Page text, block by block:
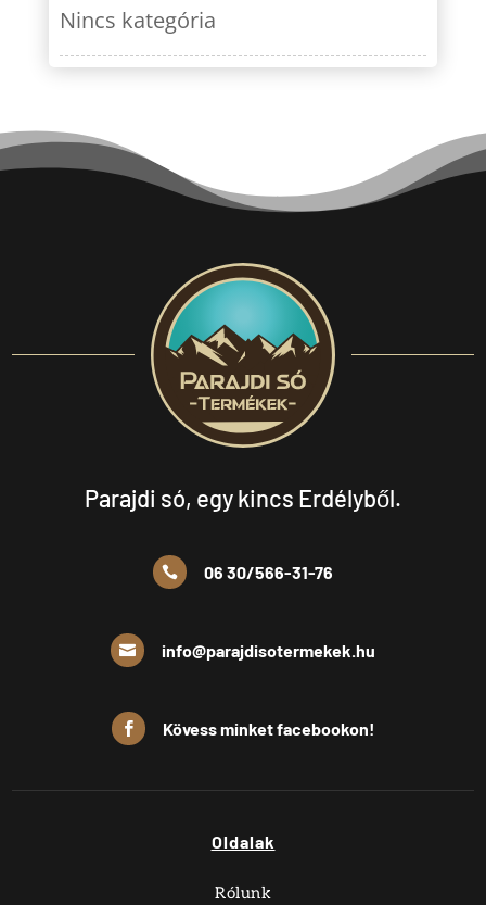
Nincs kategória
Parajdi só, egy kincs Erdélyből.
 06 30/566-31-76
 info@parajdisotermekek.hu
 Kövess minket facebookon!
Oldalak
Rólunk